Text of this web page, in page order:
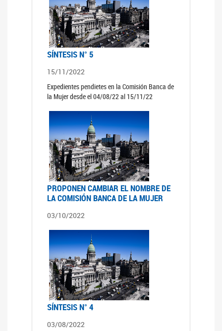
SÍNTESIS N° 5
15/11/2022
Expedientes pendietes en la Comisión Banca de
la Mujer desde el 04/08/22 al 15/11/22
PROPONEN CAMBIAR EL NOMBRE DE
LA COMISIÓN BANCA DE LA MUJER
03/10/2022
SÍNTESIS N° 4
03/08/2022